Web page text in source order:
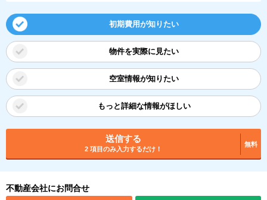
初期費用が知りたい
物件を実際に見たい
空室情報が知りたい
もっと詳細な情報がほしい
送信する
2 項目のみ入力するだけ！
無料
不動産会社にお問合せ